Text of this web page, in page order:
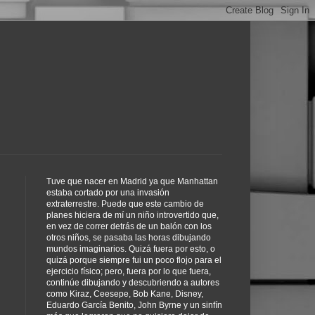
Tuve que nacer en Madrid ya que Manhattan
estaba cortado por una invasión
extraterrestre. Puede que este cambio de
planes hiciera de mí un niño introvertido que,
en vez de correr detrás de un balón con los
otros niños, se pasaba las horas dibujando
mundos imaginarios. Quizá fuera por esto, o
quizá porque siempre fui un poco flojo para el
ejercicio físico; pero, fuera por lo que fuera,
continúe dibujando y descubriendo a autores
como Kiraz, Ceesepe, Bob Kane, Disney,
Eduardo García Benito, John Byrne y un sinfín